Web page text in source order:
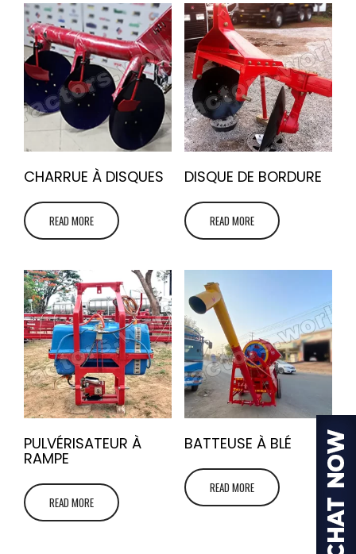
CHARRUE À DISQUES
READ MORE
DISQUE DE BORDURE
READ MORE
PULVÉRISATEUR À
RAMPE
READ MORE
BATTEUSE À BLÉ
READ MORE